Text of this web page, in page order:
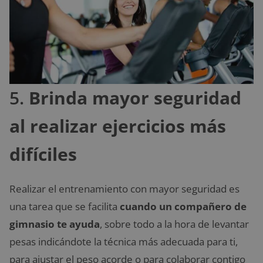
5. Brinda mayor seguridad
al realizar ejercicios más
difíciles
Realizar el entrenamiento con mayor seguridad es
una tarea que se facilita cuando un compañero de
gimnasio te ayuda, sobre todo a la hora de levantar
pesas indicándote la técnica más adecuada para ti,
para ajustar el peso acorde o para colaborar contigo